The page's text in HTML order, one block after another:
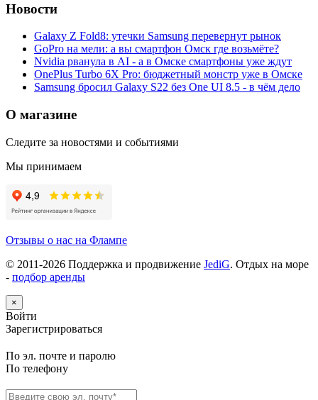
Новости
Galaxy Z Fold8: утечки Samsung перевернут рынок
GoPro на мели: а вы смартфон Омск где возьмёте?
Nvidia рванула в AI - а в Омске смартфоны уже ждут
OnePlus Turbo 6X Pro: бюджетный монстр уже в Омске
Samsung бросил Galaxy S22 без One UI 8.5 - в чём дело
О магазине
Следите за новостями и событиями
Мы принимаем
Отзывы о нас на Флампе
© 2011-2026 Поддержка и продвижение JediG. Отдых на море
- подбор аренды
×
Войти
Зарегистрироваться
По эл. почте и паролю
По телефону